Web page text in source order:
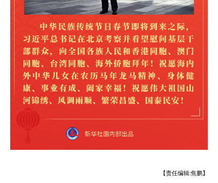
城市 旅游 能源 会展
娱乐 时尚 悦读
公益 一带一路 亚太网 上市公司
文化产业
地方频道
【责任编辑:焦鹏】